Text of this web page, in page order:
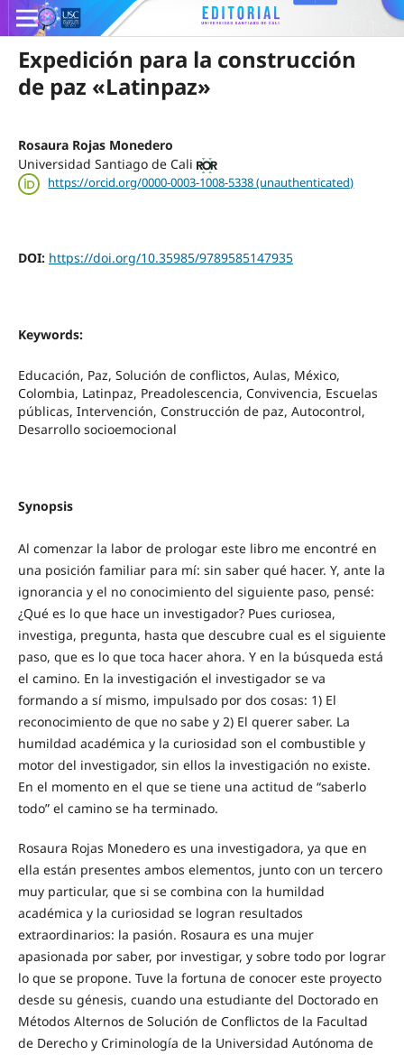
Expedición para la construcción
de paz «Latinpaz»
Rosaura Rojas Monedero
Universidad Santiago de Cali
https://orcid.org/0000-0003-1008-5338 (unauthenticated)
DOI: https://doi.org/10.35985/9789585147935
Keywords:
Educación, Paz, Solución de conflictos, Aulas, México,
Colombia, Latinpaz, Preadolescencia, Convivencia, Escuelas
públicas, Intervención, Construcción de paz, Autocontrol,
Desarrollo socioemocional
Synopsis
Al comenzar la labor de prologar este libro me encontré en
una posición familiar para mí: sin saber qué hacer. Y, ante la
ignorancia y el no conocimiento del siguiente paso, pensé:
¿Qué es lo que hace un investigador? Pues curiosea,
investiga, pregunta, hasta que descubre cual es el siguiente
paso, que es lo que toca hacer ahora. Y en la búsqueda está
el camino. En la investigación el investigador se va
formando a sí mismo, impulsado por dos cosas: 1) El
reconocimiento de que no sabe y 2) El querer saber. La
humildad académica y la curiosidad son el combustible y
motor del investigador, sin ellos la investigación no existe.
En el momento en el que se tiene una actitud de “saberlo
todo” el camino se ha terminado.
Rosaura Rojas Monedero es una investigadora, ya que en
ella están presentes ambos elementos, junto con un tercero
muy particular, que si se combina con la humildad
académica y la curiosidad se logran resultados
extraordinarios: la pasión. Rosaura es una mujer
apasionada por saber, por investigar, y sobre todo por lograr
lo que se propone. Tuve la fortuna de conocer este proyecto
desde su génesis, cuando una estudiante del Doctorado en
Métodos Alternos de Solución de Conflictos de la Facultad
de Derecho y Criminología de la Universidad Autónoma de